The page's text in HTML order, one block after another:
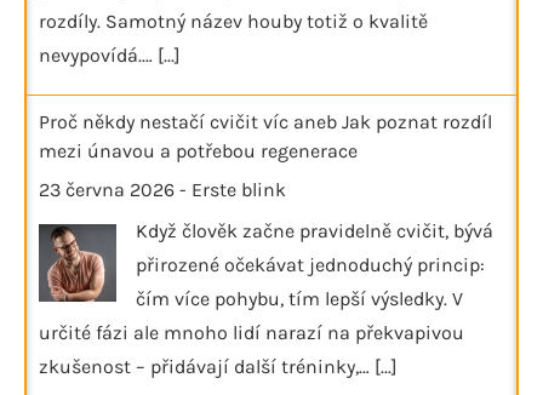
rozdíly. Samotný název houby totiž o kvalitě
nevypovídá.… [...]
Proč někdy nestačí cvičit víc aneb Jak poznat rozdíl
mezi únavou a potřebou regenerace
23 června 2026 - Erste blink
Když člověk začne pravidelně cvičit, bývá
přirozené očekávat jednoduchý princip:
čím více pohybu, tím lepší výsledky. V
určité fázi ale mnoho lidí narazí na překvapivou
zkušenost – přidávají další tréninky,… [...]